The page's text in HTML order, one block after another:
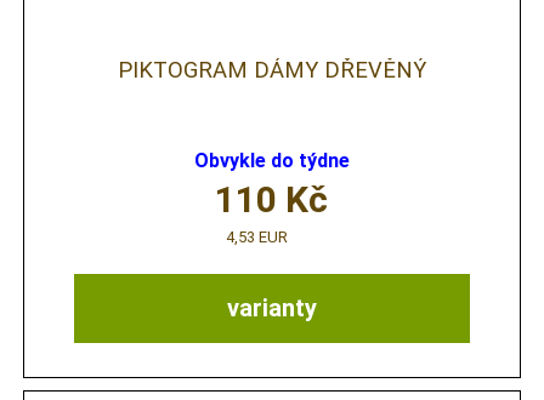
PIKTOGRAM DÁMY DŘEVĚNÝ
Obvykle do týdne
varianty
110 Kč
4,53 EUR